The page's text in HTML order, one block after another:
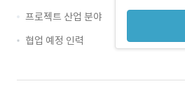
프로젝트 산업 분야
협업 예정 인력